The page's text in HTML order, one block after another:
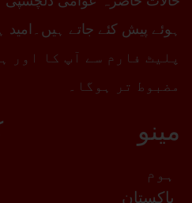
پلیٹ فارم سے آپ کا اور
مضبوط تر ہوگا۔
مینو
ہوم
پاکستان